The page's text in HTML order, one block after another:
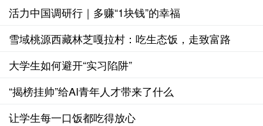
活力中国调研行｜多赚“1块钱”的幸福
雪域桃源西藏林芝嘎拉村：吃生态饭，走致富路
大学生如何避开“实习陷阱”
“揭榜挂帅”给AI青年人才带来了什么
让学生每一口饭都吃得放心